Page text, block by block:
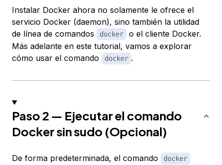
Instalar Docker ahora no solamente le ofrece el
servicio Docker (daemon), sino también la utilidad
de línea de comandos
docker
o el cliente Docker.
Más adelante en este tutorial, vamos a explorar
cómo usar el comando
docker .
Paso 2 — Ejecutar el comando
Docker sin sudo (Opcional)
De forma predeterminada, el comando docker